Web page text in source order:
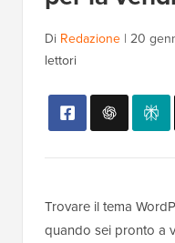
Di Redazione | 20
lettori
Trovare il tema
quando sei pronto a